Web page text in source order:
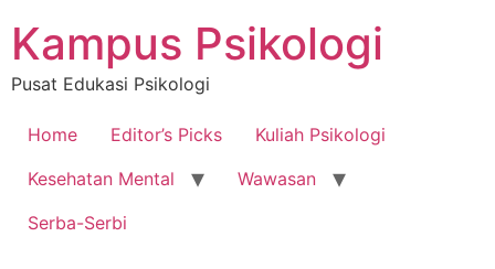
content
Kampus Psikologi
Pusat Edukasi Psikologi
Home Editor’s Picks
Kuliah Psikologi
Kesehatan Mental
Wawasan
Serba-Serbi